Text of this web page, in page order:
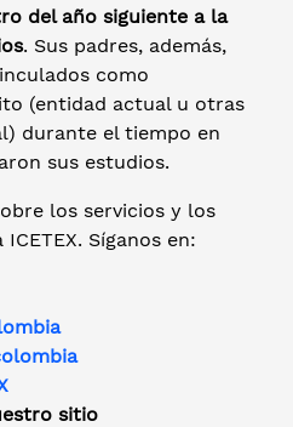
del año siguiente a la
. Sus padres, además,
como
(entidad actual u otras
durante el tiempo en
sus estudios.
los servicios y los
Síganos en:
sitio